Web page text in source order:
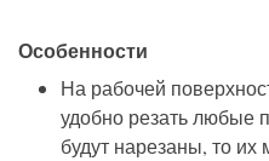
Особенности
На рабочей
удобно резать любые
будут нарезаны, то их